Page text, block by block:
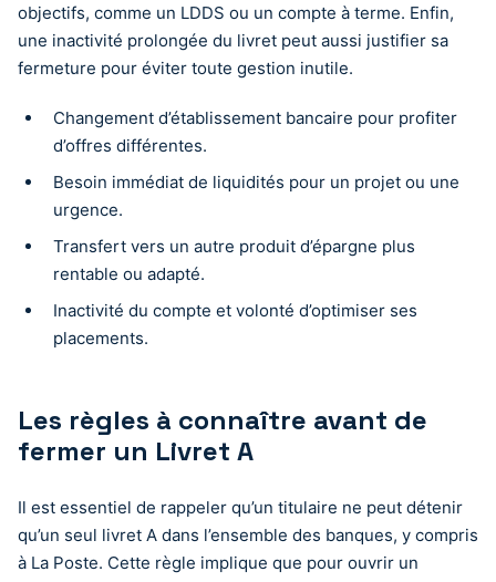
objectifs, comme un LDDS ou un compte à terme. Enfin,
une inactivité prolongée du livret peut aussi justifier sa
fermeture pour éviter toute gestion inutile.
Changement d’établissement bancaire pour profiter
d’offres différentes.
Besoin immédiat de liquidités pour un projet ou une
urgence.
Transfert vers un autre produit d’épargne plus
rentable ou adapté.
Inactivité du compte et volonté d’optimiser ses
placements.
Les règles à connaître avant de
fermer un Livret A
Il est essentiel de rappeler qu’un titulaire ne peut détenir
qu’un seul livret A dans l’ensemble des banques, y compris
à La Poste. Cette règle implique que pour ouvrir un